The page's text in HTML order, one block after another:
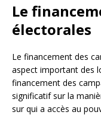
Le
électorales
Le financement des
aspect important des
financement des
significatif sur la
sur qui a accès au